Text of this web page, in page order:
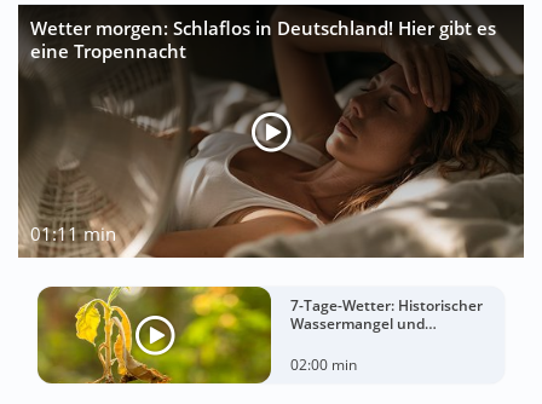
Wetter morgen: Schlaflos in Deutschland! Hier gibt es
eine Tropennacht
01:11 min
7-Tage-Wetter: Historischer
Wassermangel und
02:00 min